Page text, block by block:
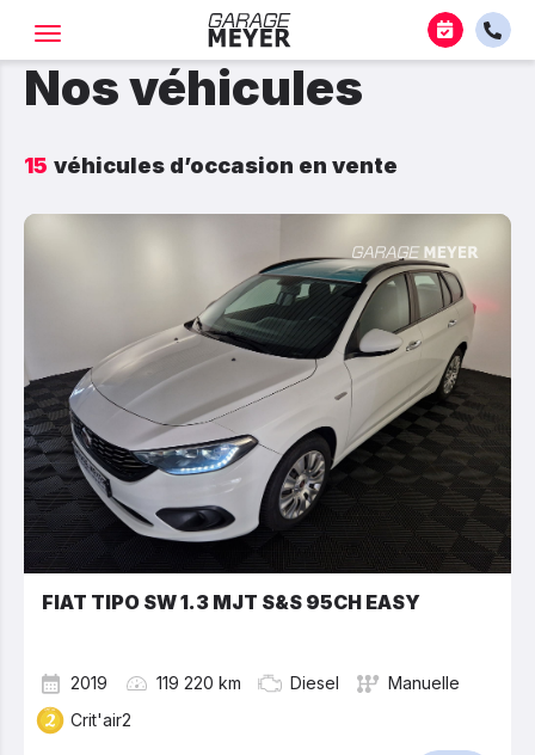
Nos véhicules
15 véhicules d’occasion en vente
FIAT TIPO SW 1.3 MJT S&S 95CH EASY
2019 119 220 km Diesel
Manuelle
Crit'air2